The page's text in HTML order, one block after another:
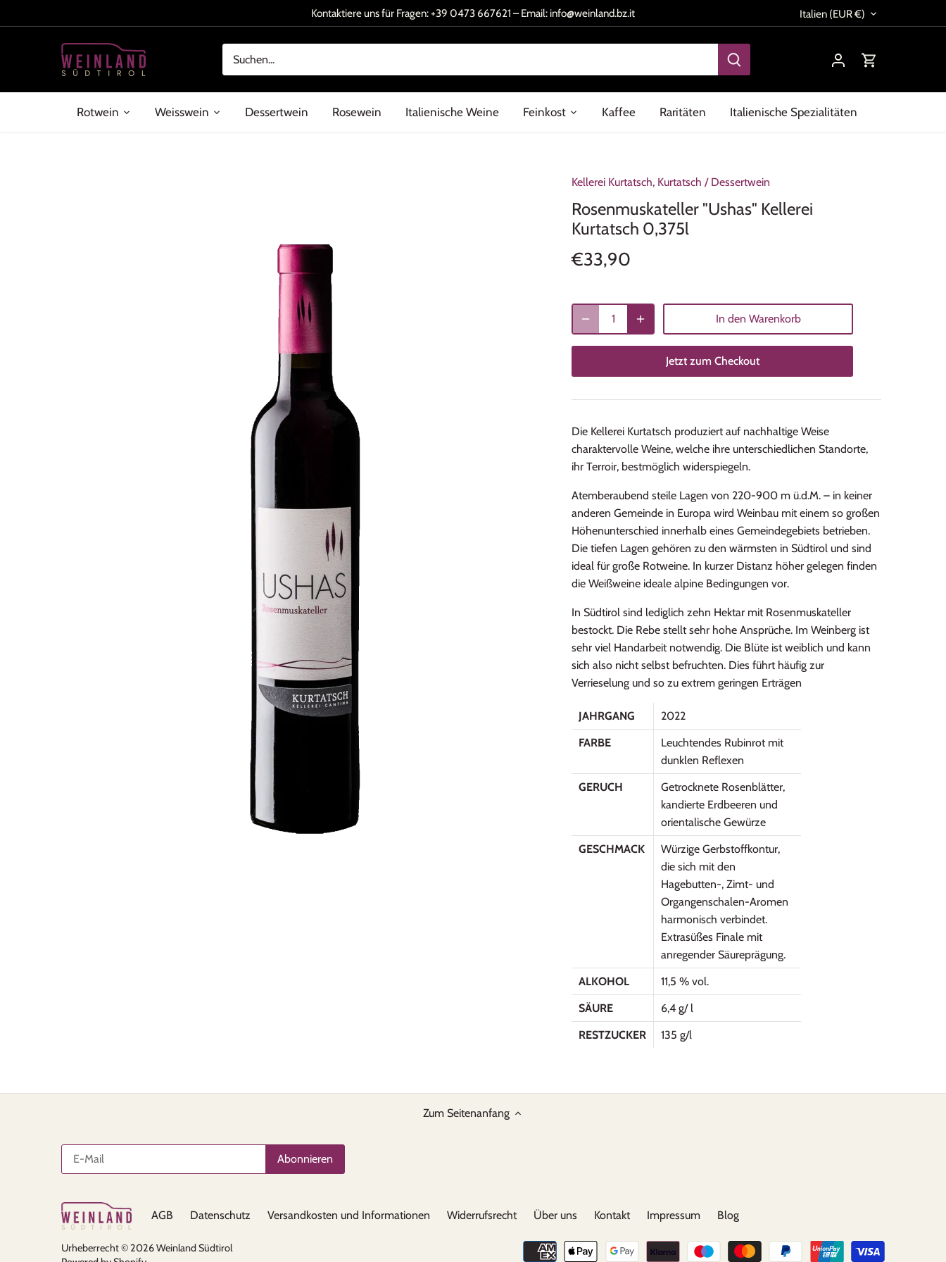
Kontaktiere uns für Fragen:+39 0473 667621 – Email: info@weinland.bz.it Währung
Italien (EUR €)
Rotwein Weisswein Dessertwein Rosewein Italienische Weine Feinkost Kaffee Raritäten Italienische Spezialitäten
Kellerei Kurtatsch, Kurtatsch / Dessertwein
Rosenmuskateller "Ushas" Kellerei
Kurtatsch 0,375l
€33,90
In den Warenkorb
Jetzt zum Checkout
Die Kellerei Kurtatsch produziert auf nachhaltige Weise
charaktervolle Weine, welche ihre unterschiedlichen Standorte,
ihr Terroir, bestmöglich widerspiegeln.
Atemberaubend steile Lagen von 220-900 m ü.d.M. – in keiner
anderen Gemeinde in Europa wird Weinbau mit einem so großen
Höhenunterschied innerhalb eines Gemeindegebiets betrieben.
Die tiefen Lagen gehören zu den wärmsten in Südtirol und sind
ideal für große Rotweine. In kurzer Distanz höher gelegen finden
die Weißweine ideale alpine Bedingungen vor.
In Südtirol sind lediglich zehn Hektar mit Rosenmuskateller
bestockt. Die Rebe stellt sehr hohe Ansprüche. Im Weinberg ist
sehr viel Handarbeit notwendig. Die Blüte ist weiblich und kann
sich also nicht selbst befruchten. Dies führt häufig zur
Verrieselung und so zu extrem geringen Erträgen
JAHRGANG
2022
FARBE
Leuchtendes Rubinrot mit
dunklen Reflexen
GERUCH
Getrocknete Rosenblätter,
kandierte Erdbeeren und
orientalische Gewürze
GESCHMACK
Würzige Gerbstoffkontur,
die sich mit den
Hagebutten-, Zimt- und
Organgenschalen-Aromen
harmonisch verbindet.
Extrasüßes Finale mit
anregender Säureprägung.
ALKOHOL
11,5 % vol.
SÄURE
6,4 g/ l
RESTZUCKER
135 g/l
Zum Seitenanfang
AGB Datenschutz Versandkosten und Informationen Widerrufsrecht Über uns Kontakt Impressum Blog
Urheberrecht © 2026Weinland Südtirol